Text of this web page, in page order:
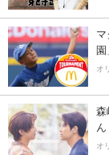
園
オ
森
ん
オ